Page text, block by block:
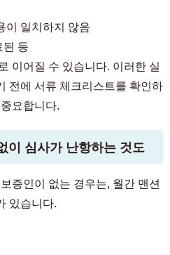
이 일치하지 않음
된 등
이어질 수 있습니다. 이러한 실
전에 서류 체크리스트를 확인하
요합니다.
이 심사가 난항하는 것도
증인이 없는 경우는, 월간 맨션
있습니다.